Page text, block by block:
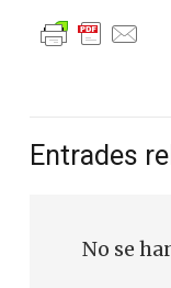
Entrades
No se